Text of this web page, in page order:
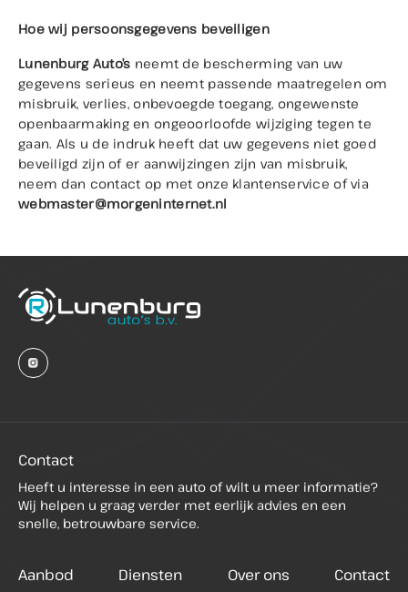
Hoe wij persoonsgegevens beveiligen
Lunenburg Auto’s neemt de bescherming van uw
gegevens serieus en neemt passende maatregelen om
misbruik, verlies, onbevoegde toegang, ongewenste
openbaarmaking en ongeoorloofde wijziging tegen te
gaan. Als u de indruk heeft dat uw gegevens niet goed
beveiligd zijn of er aanwijzingen zijn van misbruik,
neem dan contact op met onze klantenservice of via
webmaster@morgeninternet.nl
Contact
Heeft u interesse in een auto of wilt u meer informatie?
Wij helpen u graag verder met eerlijk advies en een
snelle, betrouwbare service.
Aanbod Diensten Over ons Contact